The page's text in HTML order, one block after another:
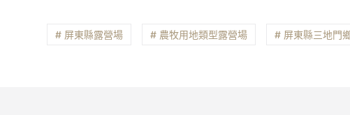
# 屏東縣露營場 # 農牧用地類型露營場 # 屏東縣三地門